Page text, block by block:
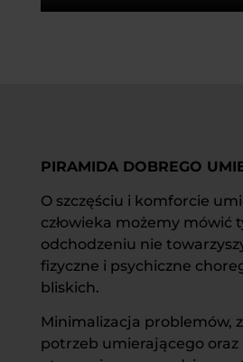
PIRAMIDA DOBREGO
O szczęściu i komforcie
człowieka możemy mówić
odchodzeniu nie
fizyczne i psychiczne
bliskich.
Minimalizacja problemów,
potrzeb umierającego oraz